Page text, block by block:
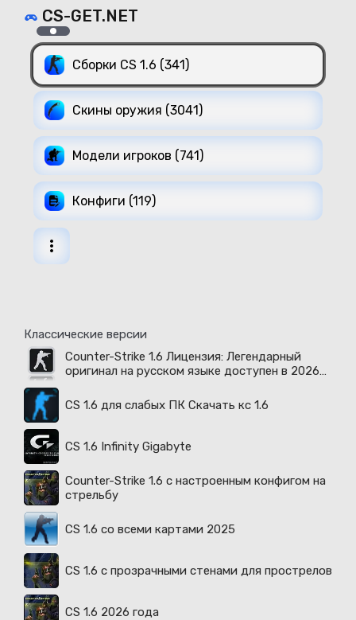
CS-GET.NET
Сборки CS 1.6 (341)
Скины оружия (3041)
Модели игроков (741)
Конфиги (119)
Классические версии
Counter-Strike 1.6 Лицензия: Легендарный
оригинал на русском языке доступен в 2026
CS 1.6 для слабых ПК Скачать кс 1.6
CS 1.6 Infinity Gigabyte
Counter-Strike 1.6 с настроенным конфигом на
стрельбу
CS 1.6 со всеми картами 2025
CS 1.6 с прозрачными стенами для прострелов
CS 1.6 2026 года